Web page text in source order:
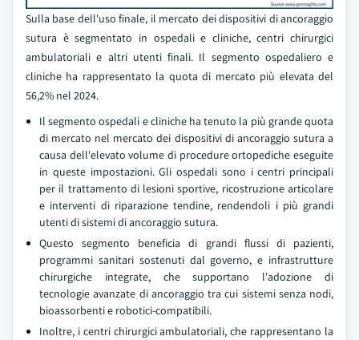
Sulla base dell'uso finale, il mercato dei dispositivi di ancoraggio
sutura è segmentato in ospedali e cliniche, centri chirurgici
ambulatoriali e altri utenti finali. Il segmento ospedaliero e
cliniche ha rappresentato la quota di mercato più elevata del
56,2% nel 2024.
Il segmento ospedali e cliniche ha tenuto la più grande quota
di mercato nel mercato dei dispositivi di ancoraggio sutura a
causa dell'elevato volume di procedure ortopediche eseguite
in queste impostazioni. Gli ospedali sono i centri principali
per il trattamento di lesioni sportive, ricostruzione articolare
e interventi di riparazione tendine, rendendoli i più grandi
utenti di sistemi di ancoraggio sutura.
Questo segmento beneficia di grandi flussi di pazienti,
programmi sanitari sostenuti dal governo, e infrastrutture
chirurgiche integrate, che supportano l'adozione di
tecnologie avanzate di ancoraggio tra cui sistemi senza nodi,
bioassorbenti e robotici-compatibili.
Inoltre, i centri chirurgici ambulatoriali, che rappresentano la